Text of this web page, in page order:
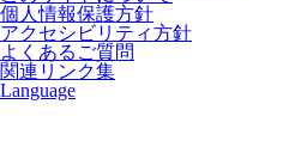
個人情報保護方針
アクセシビリティ方針
よくあるご質問
関連リンク集
Language